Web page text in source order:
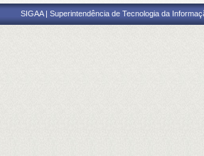
SIGAA | Superintendência de Tecnologia da